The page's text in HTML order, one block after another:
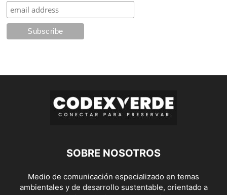
SOBRE NOSOTROS
Medio de comunicación especializado en temas
ambientales y de desarrollo sustentable, orientado a